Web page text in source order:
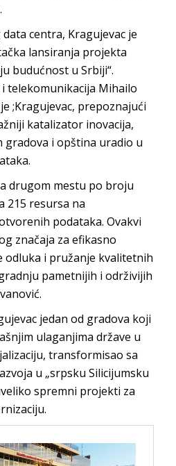
centra, Kragujevac je
lansiranja projekta
budućnost u Srbiji“.
telekomunikacija Mihailo
;Kragujevac, prepoznajući
katalizator inovacija,
gradova i opština uradio u
drugom mestu po broju
215 resursa na
podataka. Ovakvi
značaja za efikasno
odluka i pružanje kvalitetnih
pametnijih i održivijih
jedan od gradova koji
ulaganjima države u
transformisao sa
u „srpsku Silicijumsku
spremni projekti za